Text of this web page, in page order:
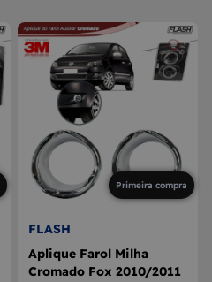
Primeira compra
FLASH
Aplique Farol Milha
Cromado Fox 2010/2011